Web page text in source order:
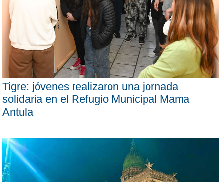
Tigre: jóvenes realizaron una jornada
solidaria en el Refugio Municipal Mama
Antula